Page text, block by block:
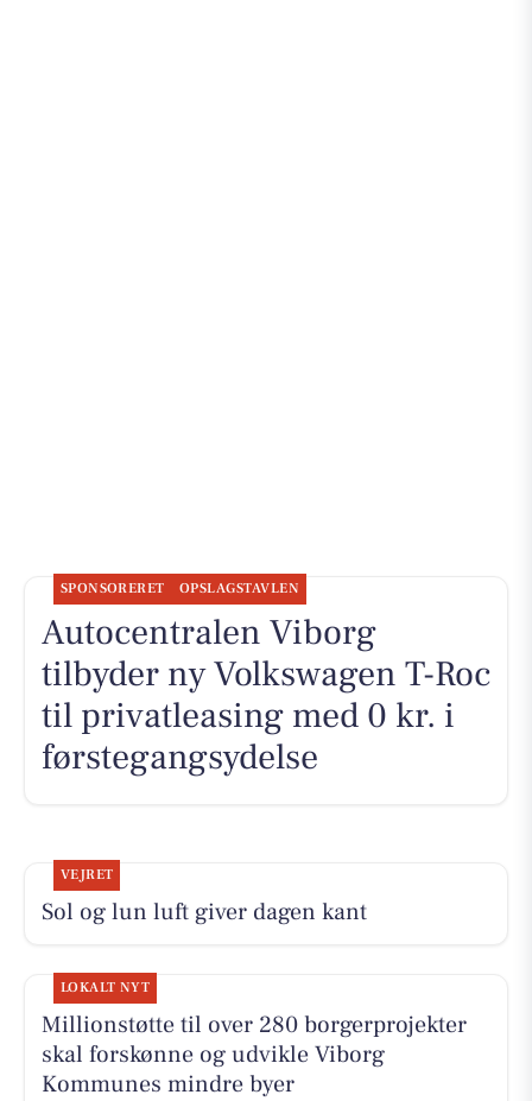
SPONSORERET OPSLAGSTAVLEN
Autocentralen Viborg
tilbyder ny Volkswagen T-Roc
til privatleasing med 0 kr. i
førstegangsydelse
VEJRET
Sol og lun luft giver dagen kant
LOKALT NYT
Millionstøtte til over 280 borgerprojekter
skal forskønne og udvikle Viborg
Kommunes mindre byer